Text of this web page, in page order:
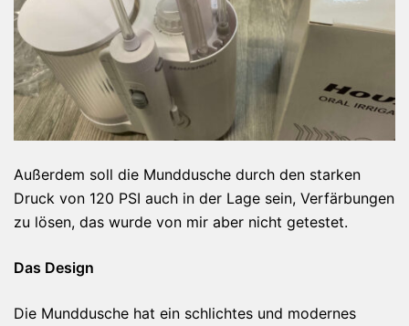
Außerdem soll die Munddusche durch den starken
Druck von 120 PSI auch in der Lage sein, Verfärbungen
zu lösen, das wurde von mir aber nicht getestet.
Das Design
Die Munddusche hat ein schlichtes und modernes